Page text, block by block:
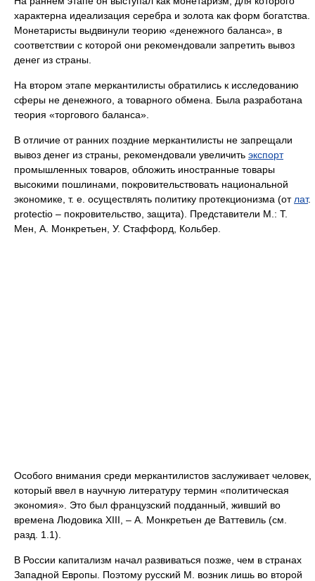
характерна идеализация серебра и золота как форм богатства.
Монетаристы выдвинули теорию «денежного баланса», в
соответствии с которой они рекомендовали запретить вывоз
денег из страны.
На втором этапе меркантилисты обратились к исследованию
сферы не денежного, а товарного обмена. Была разработана
теория «торгового баланса».
В отличие от ранних поздние меркантилисты не запрещали
вывоз денег из страны, рекомендовали увеличить экспорт
промышленных товаров, обложить иностранные товары
высокими пошлинами, покровительствовать национальной
экономике, т. е. осуществлять политику протекционизма (от лат.
protectio – покровительство, защита). Представители М.: Т.
Мен, А. Монкретьен, У. Стаффорд, Кольбер.
Особого внимания среди меркантилистов заслуживает человек,
который ввел в научную литературу термин «политическая
экономия». Это был французский подданный, живший во
времена Людовика XIII, – А. Монкретьен де Ваттевиль (см.
разд. 1.1).
В России капитализм начал развиваться позже, чем в странах
Западной Европы. Поэтому русский М. возник лишь во второй